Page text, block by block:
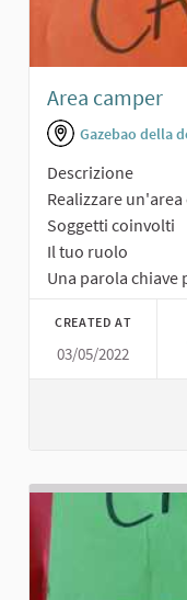
Area camper
Gazebao della
Descrizione
Realizzare
Soggetti coinvolti
Il tuo ruolo
Una parola chiave
CREATED AT
03/05/2022